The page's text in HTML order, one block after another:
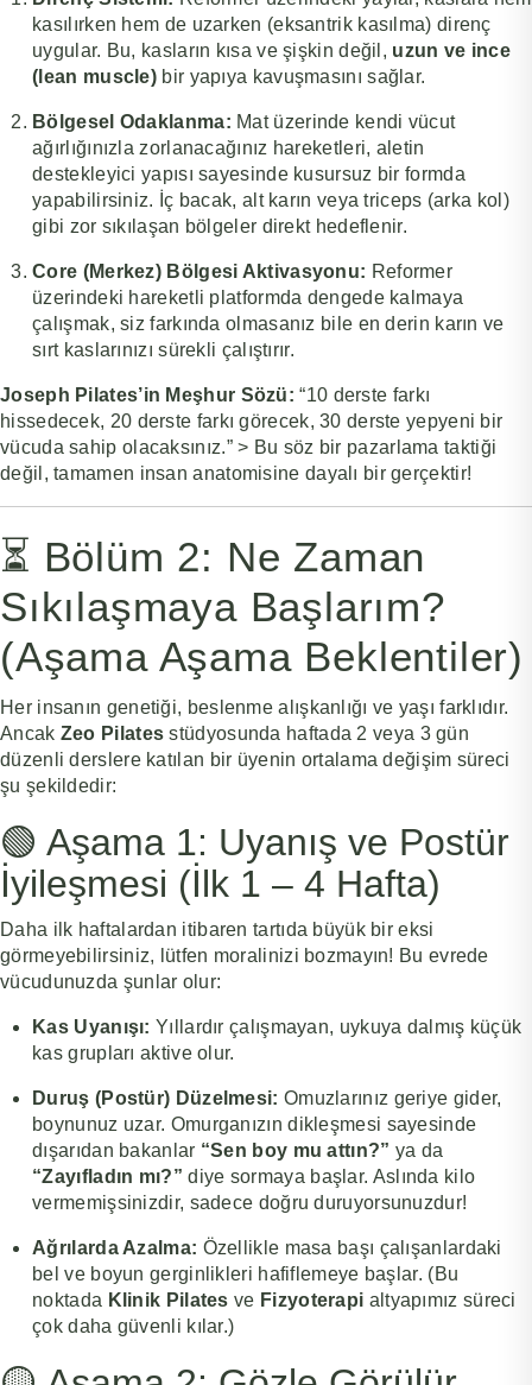
kasılırken hem de uzarken (eksantrik kasılma) direnç
uygular. Bu, kasların kısa ve şişkin değil, uzun ve ince
(lean muscle) bir yapıya kavuşmasını sağlar.
Bölgesel Odaklanma: Mat üzerinde kendi vücut
ağırlığınızla zorlanacağınız hareketleri, aletin
destekleyici yapısı sayesinde kusursuz bir formda
yapabilirsiniz. İç bacak, alt karın veya triceps (arka kol)
gibi zor sıkılaşan bölgeler direkt hedeflenir.
Core (Merkez) Bölgesi Aktivasyonu: Reformer
üzerindeki hareketli platformda dengede kalmaya
çalışmak, siz farkında olmasanız bile en derin karın ve
sırt kaslarınızı sürekli çalıştırır.
Joseph Pilates’in Meşhur Sözü: “10 derste farkı
hissedecek, 20 derste farkı görecek, 30 derste yepyeni bir
vücuda sahip olacaksınız.”> Bu söz bir pazarlama taktiği
değil, tamamen insan anatomisine dayalı bir gerçektir!
⏳ Bölüm 2: Ne Zaman
Sıkılaşmaya Başlarım?
(Aşama Aşama Beklentiler)
Her insanın genetiği, beslenme alışkanlığı ve yaşı farklıdır.
Ancak Zeo Pilates stüdyosunda haftada 2 veya 3 gün
düzenli derslere katılan bir üyenin ortalama değişim süreci
şu şekildedir:
🟢 Aşama 1: Uyanış ve Postür
İyileşmesi (İlk 1 – 4 Hafta)
Daha ilk haftalardan itibaren tartıda büyük bir eksi
görmeyebilirsiniz, lütfen moralinizi bozmayın! Bu evrede
vücudunuzda şunlar olur:
Kas Uyanışı: Yıllardır çalışmayan, uykuya dalmış küçük
kas grupları aktive olur.
Duruş (Postür) Düzelmesi: Omuzlarınız geriye gider,
boynunuz uzar. Omurganızın dikleşmesi sayesinde
dışarıdan bakanlar “Sen boy mu attın?” ya da
“Zayıfladın mı?” diye sormaya başlar. Aslında kilo
vermemişsinizdir, sadece doğru duruyorsunuzdur!
Ağrılarda Azalma: Özellikle masa başı çalışanlardaki
bel ve boyun gerginlikleri hafiflemeye başlar. (Bu
noktada Klinik Pilates ve Fizyoterapi altyapımız süreci
çok daha güvenli kılar.)